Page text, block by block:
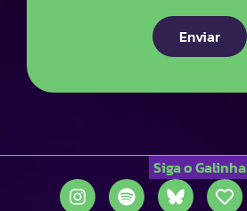
Enviar
Siga o Galinha